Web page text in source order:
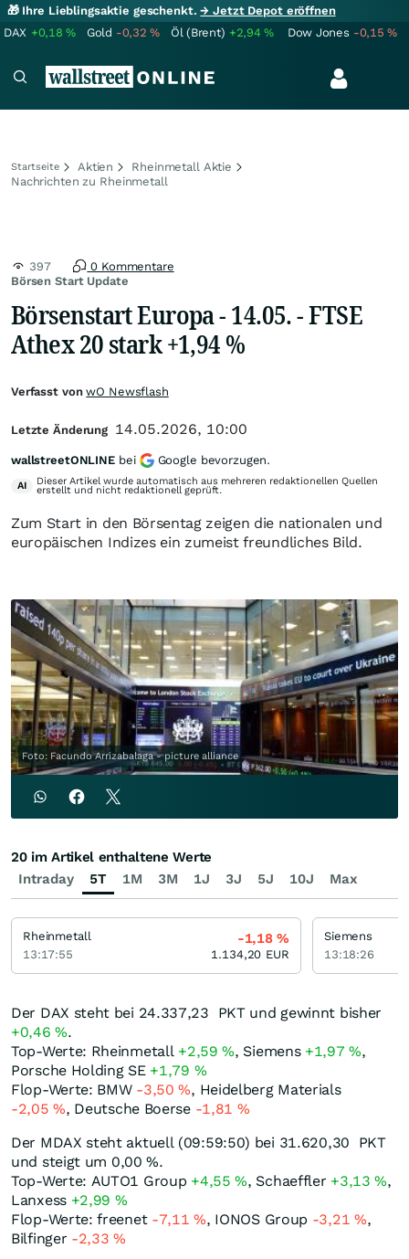
🎁 Ihre Lieblingsaktie geschenkt.→ Jetzt Depot eröffnen
DAX +0,18% Gold -0,32% Öl (Brent) +2,94% Dow Jones -0,15%
Startseite Aktien
Rheinmetall Aktie
Nachrichten zu Rheinmetall
Börsen Start Update
397 0 Kommentare
Börsenstart Europa - 14.05. - FTSE
Athex 20 stark +1,94 %
Zum Start in den Börsentag zeigen die nationalen und
europäischen Indizes ein zumeist freundliches Bild.
Foto: Facundo Arrizabalaga - picture alliance
Der DAX steht bei 24.337,23 PKTund gewinnt bisher
+0,46%.
Top-Werte: Rheinmetall +2,59%, Siemens +1,97%,
Porsche Holding SE +1,79 %
Flop-Werte: BMW -3,50%, Heidelberg Materials
-2,05%, Deutsche Boerse -1,81 %
Der MDAX steht aktuell (09:59:50) bei 31.620,30
PKT
und steigt um 0,00%.
Top-Werte: AUTO1 Group +4,55%, Schaeffler +3,13%,
Lanxess +2,99 %
Flop-Werte: freenet -7,11%, IONOS Group -3,21 %,
Bilfinger -2,33%
Verfasst vonwO Newsflash
Letzte Änderung 14.05.2026, 10:00
wallstreetONLINE bei Google bevorzugen.
AI Dieser Artikel wurde automatisch aus mehreren redaktionellen Quellen
erstellt und nicht redaktionell geprüft.
Intraday 5T 1M 3M 1J 3J 5J 10J Max
20 im Artikel enthaltene Werte
Rheinmetall
13:17:55
-1,18%
1.134,20 EUR
Siemens
13:18:26